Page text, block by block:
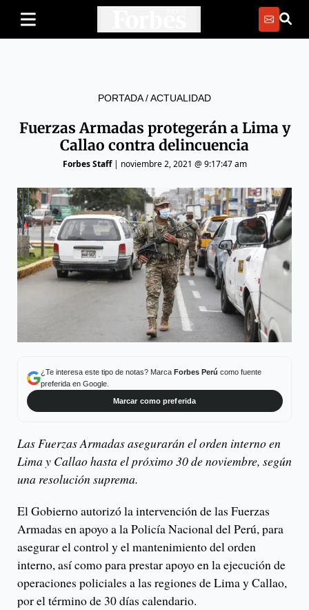
PORTADA/ACTUALIDAD
Fuerzas Armadas protegerán a Lima y
Callao contra delincuencia
Forbes Staff| noviembre 2, 2021 @ 9:17:47 am
¿Te interesa este tipo de notas? Marca Forbes Perú como fuente
preferida en Google.
Marcar como preferida
Las Fuerzas Armadas asegurarán el orden interno en
Lima y Callao hasta el próximo 30 de noviembre, según
una resolución suprema.
El Gobierno autorizó la intervención de las Fuerzas
Armadas en apoyo a la Policía Nacional del Perú, para
asegurar el control y el mantenimiento del orden
interno, así como para prestar apoyo en la ejecución de
operaciones policiales a las regiones de Lima y Callao,
por el término de 30 días calendario.